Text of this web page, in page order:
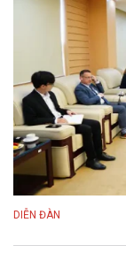
DIỄN ĐÀN